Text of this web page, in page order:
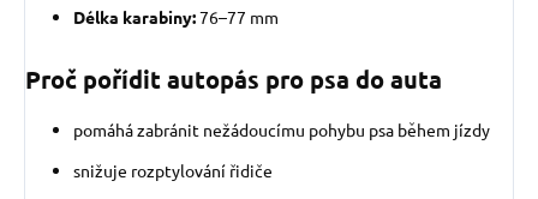
Délka karabiny:76–77 mm
Proč pořídit autopás pro psa do auta
pomáhá zabránit nežádoucímu pohybu psa během jízdy
snižuje rozptylování řidiče